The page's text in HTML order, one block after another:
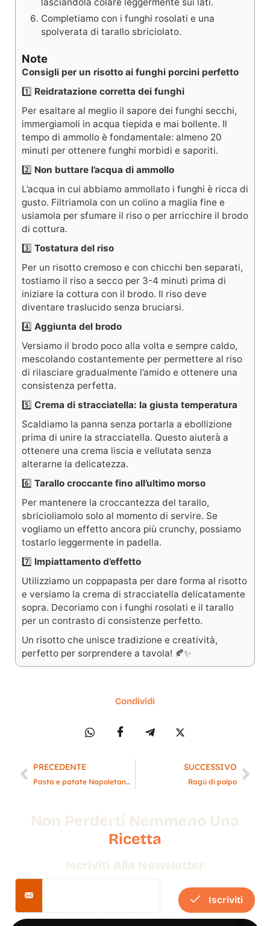
Completiamo con i funghi rosolati e una
spolverata di tarallo sbriciolato.
Note
Consigli per un risotto ai funghi porcini perfetto
1️⃣ Reidratazione corretta dei funghi
Per esaltare al meglio il sapore dei funghi secchi,
immergiamoli in acqua tiepida e mai bollente. Il
tempo di ammollo è fondamentale: almeno 20
minuti per ottenere funghi morbidi e saporiti.
2️⃣ Non buttare l’acqua di ammollo
L’acqua in cui abbiamo ammollato i funghi è ricca di
gusto. Filtriamola con un colino a maglia fine e
usiamola per sfumare il riso o per arricchire il brodo
di cottura.
3️⃣ Tostatura del riso
Per un risotto cremoso e con chicchi ben separati,
tostiamo il riso a secco per 3-4 minuti prima di
iniziare la cottura con il brodo. Il riso deve
diventare traslucido senza bruciarsi.
4️⃣ Aggiunta del brodo
Versiamo il brodo poco alla volta e sempre caldo,
mescolando costantemente per permettere al riso
di rilasciare gradualmente l’amido e ottenere una
consistenza perfetta.
5️⃣ Crema di stracciatella: la giusta temperatura
Scaldiamo la panna senza portarla a ebollizione
prima di unire la stracciatella. Questo aiuterà a
ottenere una crema liscia e vellutata senza
alterarne la delicatezza.
6️⃣ Tarallo croccante fino all’ultimo morso
Per mantenere la croccantezza del tarallo,
sbricioliamolo solo al momento di servire. Se
vogliamo un effetto ancora più crunchy, possiamo
tostarlo leggermente in padella.
7️⃣ Impiattamento d’effetto
Utilizziamo un coppapasta per dare forma al risotto
e versiamo la crema di stracciatella delicatamente
sopra. Decoriamo con i funghi rosolati e il tarallo
per un contrasto di consistenze perfetto.
Un risotto che unisce tradizione e creatività,
perfetto per sorprendere a tavola! 🍂✨
Condividi
PRECEDENTE
Pasta e patate Napoletana (la ricetta tradizionale)
SUCCESSIVO
Ragù di polpo
Non Perderti Nemmeno Una
Ricetta
Iscriviti Alla Newsletter
Iscriviti